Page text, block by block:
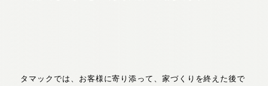
タマックでは、お客様に寄り添って、家づくりを終えた後で